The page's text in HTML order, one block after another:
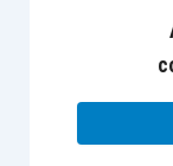
attori